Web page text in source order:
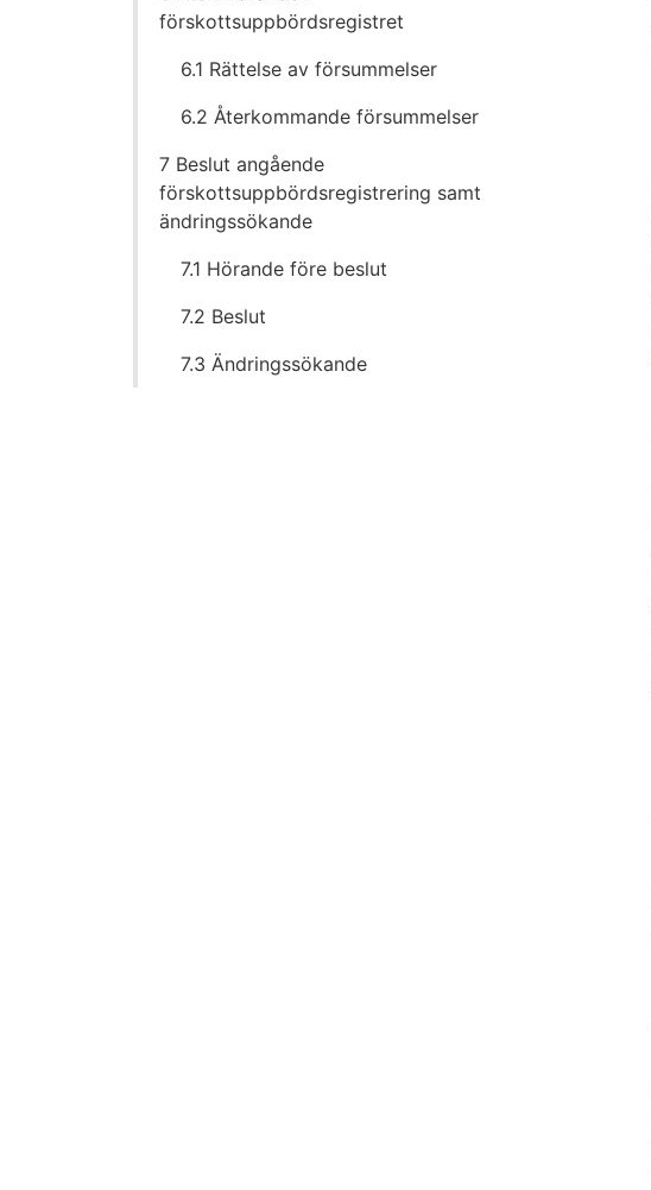
förskottsuppbördsregistret
6.1 Rättelse av försummelser
6.2 Återkommande försummelser
7 Beslut angående
förskottsuppbördsregistrering samt
ändringssökande
7.1 Hörande före beslut
7.2 Beslut
7.3 Ändringssökande